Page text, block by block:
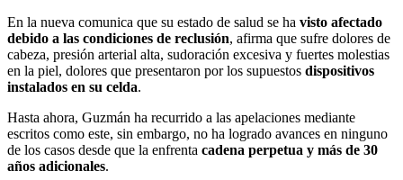
En la nueva comunica que su estado de salud se ha visto afectado
debido a las condiciones de reclusión, afirma que sufre dolores de
cabeza, presión arterial alta, sudoración excesiva y fuertes molestias
en la piel, dolores que presentaron por los supuestos dispositivos
instalados en su celda.
Hasta ahora, Guzmán ha recurrido a las apelaciones mediante
escritos como este, sin embargo, no ha logrado avances en ninguno
de los casos desde que la enfrenta cadena perpetua y más de 30
años adicionales.